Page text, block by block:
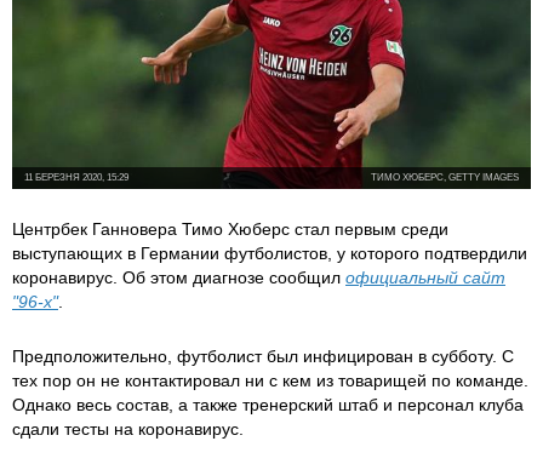
ТИМО ХЮБЕРС, GETTY IMAGES
11 БЕРЕЗНЯ 2020, 15:29
Центрбек Ганновера Тимо Хюберс стал первым среди
выступающих в Германии футболистов, у которого подтвердили
коронавирус. Об этом диагнозе сообщил официальный сайт
"96-х".
Предположительно, футболист был инфицирован в субботу. С
тех пор он не контактировал ни с кем из товарищей по команде.
Однако весь состав, а также тренерский штаб и персонал клуба
сдали тесты на коронавирус.